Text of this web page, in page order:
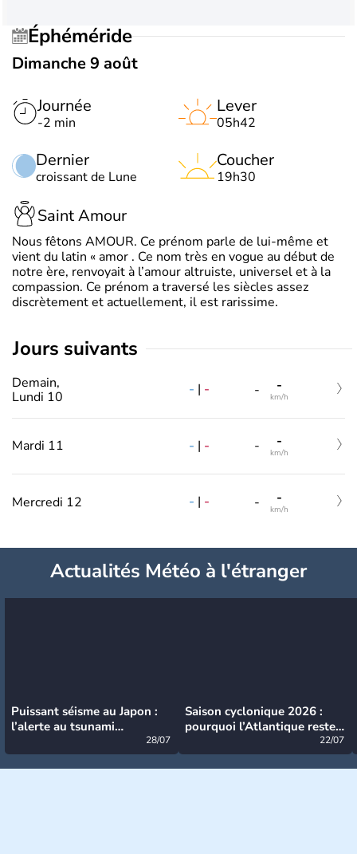
Éphéméride
Dimanche 9 août
Journée
-2 min
Dernier
croissant de Lune
Lever
05h42
Coucher
19h30
Saint Amour
Nous fêtons AMOUR. Ce prénom parle de lui-même et
vient du latin « amor . Ce nom très en vogue au début de
notre ère, renvoyait à l’amour altruiste, universel et à la
compassion. Ce prénom a traversé les siècles assez
discrètement et actuellement, il est rarissime.
jours suivants
Demain,
Lundi 10
- | - - -
km/h
Mardi 11 - | - - -
km/h
Mercredi 12 - | - - -
km/h
Actualités Météo à l'étranger
Puissant séisme au Japon :
l’alerte au tsunami
28/07
Saison cyclonique 2026 :
pourquoi l’Atlantique reste
22/07